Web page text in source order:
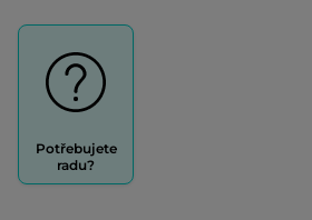
Potřebujete
radu?